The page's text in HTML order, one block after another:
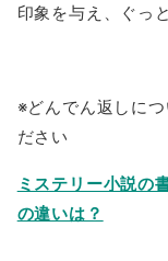
印象を与え、ぐっ
※どんでん返しに
ださい
ミステリー小説の
の違いは？